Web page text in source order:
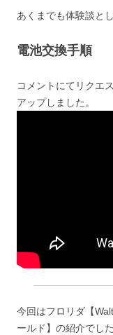
あくまでも体験談と
電池交換手順
コメントにてリクエ
アップしました。
今回はフロリダ【
ールド】の紹介でし